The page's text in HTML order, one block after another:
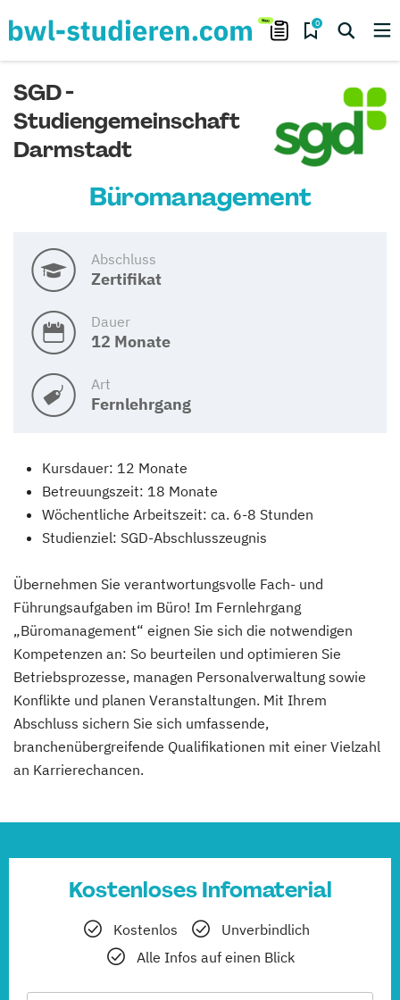
0
SGD -
Studiengemeinschaft
Darmstadt
Büromanagement
Abschluss
Zertifikat
Dauer
12 Monate
Art
Fernlehrgang
Kursdauer: 12 Monate
Betreuungszeit: 18 Monate
Wöchentliche Arbeitszeit: ca. 6-8 Stunden
Studienziel: SGD-Abschlusszeugnis
Übernehmen Sie verantwortungsvolle Fach- und
Führungsaufgaben im Büro! Im Fernlehrgang
„Büromanagement“ eignen Sie sich die notwendigen
Kompetenzen an: So beurteilen und optimieren Sie
Betriebsprozesse, managen Personalverwaltung sowie
Konflikte und planen Veranstaltungen. Mit Ihrem
Abschluss sichern Sie sich umfassende,
branchenübergreifende Qualifikationen mit einer Vielzahl
an Karrierechancen.
Kostenloses Infomaterial
Kostenlos
Unverbindlich
Alle Infos auf einen Blick